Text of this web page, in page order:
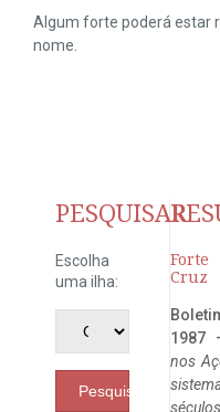
Algum forte poderá estar
nome.
PESQUISAR
Escolha
uma ilha:
Pesquisar
Forte
Cruz
1987
nos